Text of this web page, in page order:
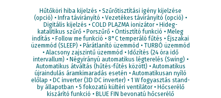
Hűtőköri hiba kijelzés • Szűrőtisztítási igény kijelzése
(opció) • Infra távirányító • Vezetékes távirányító (opció) •
Digitális kijelzés • COLD PLAZMA ionizátor • Hideg-
katalitikus szűrő • Porszűrő • Öntisztító funkció • Meleg
indítás • Follow me funkció • 8°C temperáló fűtés • Éjszakai
üzemmód (SLEEP) • Párátlanító üzemmód • TURBÓ üzemmód
• Alacsony zajszintű üzemmód • Időzítés (24 óra idő
intervallum) • Négyirányú automatikus légterelés (Swing) •
Automatikus átváltás (hűtés-fűtés között) • Automatikus
újraindulás áramkimaradás esetén • Automatikusan nyíló
előlap • DC inverter (3D DC inverter) • 1 W fogyasztás stand-
by állapotban • 5 fokozatú kültéri ventilátor • Hőcserélő
kiszárító funkció • BLUE FIN bevonatú hőcserélő